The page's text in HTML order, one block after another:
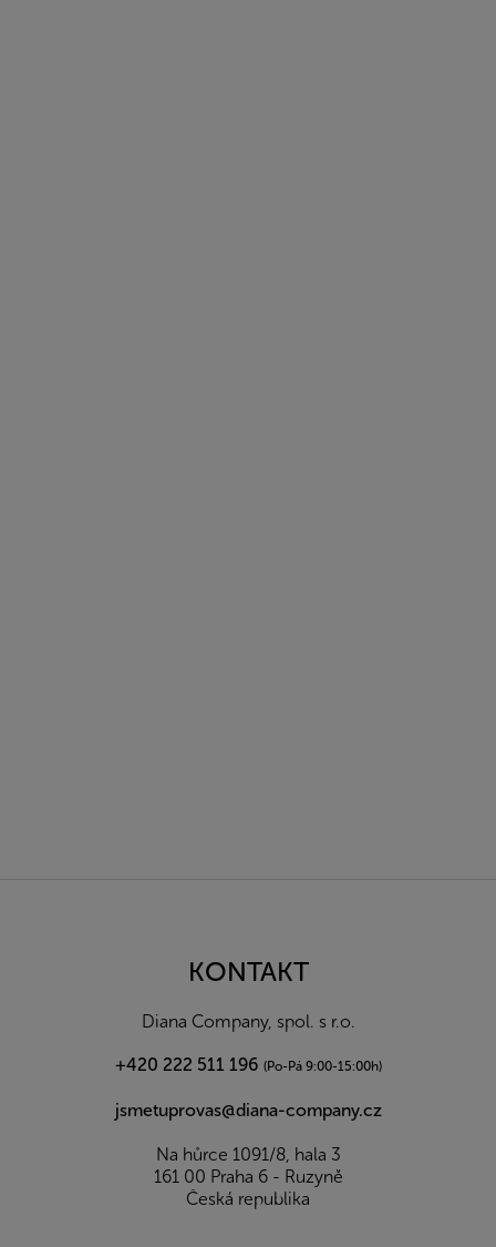
KONTAKT
Diana Company, spol. s r.o.
+420 222 511 196 (Po-Pá 9:00-15:00h)
jsmetuprovas@diana-company.cz
Na hůrce 1091/8, hala 3
161 00 Praha 6 - Ruzyně
Česká republika